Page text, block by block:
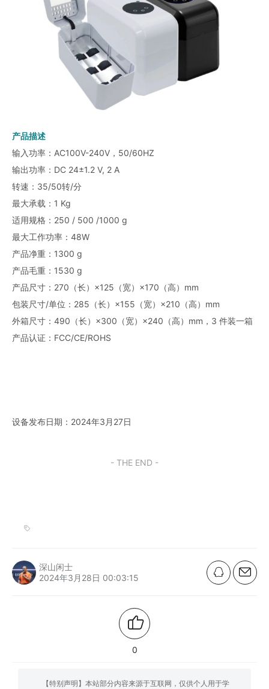
产品描述
输入功率：AC100V-240V，50/60HZ
输出功率：DC 24±1.2 V, 2 A
转速：35/50转/分
最大承载：1 Kg
适用规格：250 / 500 /1000 g
最大工作功率：48W
产品净重：1300 g
产品毛重：1530 g
产品尺寸：270（长）×125（宽）×170（高）mm
包装尺寸/单位：285（长）×155（宽）×210（高）mm
外箱尺寸：490（长）×300（宽）×240（高）mm，3 件装一箱
产品认证：FCC/CE/ROHS
设备发布日期：2024年3月27日
- THE END -
深山闲士
2024年3月28日 00:03:15
0
【特别声明】本站部分内容来源于互联网，仅供个人用于学